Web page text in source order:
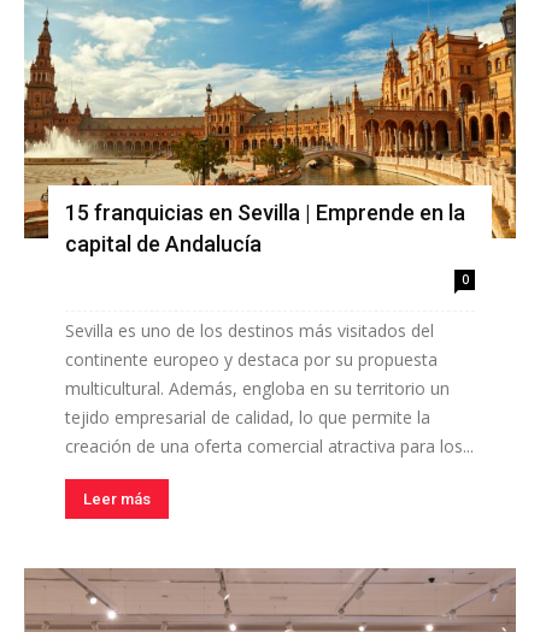
15 franquicias en Sevilla | Emprende en la
capital de Andalucía
0
Sevilla es uno de los destinos más visitados del
continente europeo y destaca por su propuesta
multicultural. Además, engloba en su territorio un
tejido empresarial de calidad, lo que permite la
creación de una oferta comercial atractiva para los...
Leer más